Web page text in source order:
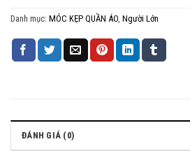
Danh mục: MÓC KẸP QUẦN ÁO Người Lớn
ĐÁNH GIÁ (0)